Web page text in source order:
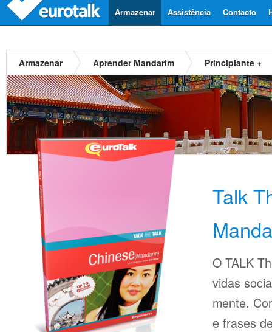
Contacto
Assistência
Armazenar
Armazenar Aprender Mandarim Principiante +
Talk
O TALK
vidas
mente.
e frases